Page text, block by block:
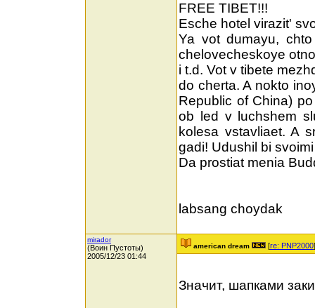
FREE TIBET!!!
Esche hotel virazit'
Ya vot dumayu,
chelovecheskoye
i t.d. Vot v tibete
do cherta. A nokto
Republic of China)
ob led v luchshem
kolesa vstavliaet. A
gadi! Udushil bi
Da prostiat menia
labsang choydak
mirador
(Воин Пустоты)
2005/12/23 01:44
american dream [re: PNP2000]
Значит, шапками